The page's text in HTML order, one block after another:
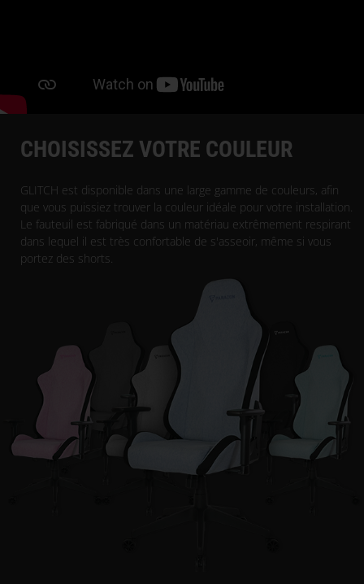
CHOISISSEZ VOTRE COULEUR
GLITCH est disponible dans une large gamme de couleurs, afin
que vous puissiez trouver la couleur idéale pour votre installation.
Le fauteuil est fabriqué dans un matériau extrêmement respirant
dans lequel il est très confortable de s'asseoir, même si vous
portez des shorts.